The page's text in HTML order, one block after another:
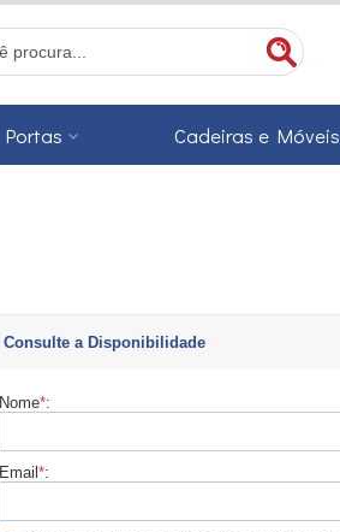
Portas Cadeiras e Móveis
Consulte a Disponibilidade
Nome*:
Email *: